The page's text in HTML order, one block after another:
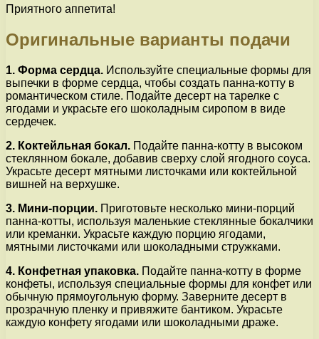
Приятного аппетита!
Оригинальные варианты подачи
1. Форма сердца. Используйте специальные формы для
выпечки в форме сердца, чтобы создать панна-котту в
романтическом стиле. Подайте десерт на тарелке с
ягодами и украсьте его шоколадным сиропом в виде
сердечек.
2. Коктейльная бокал. Подайте панна-котту в высоком
стеклянном бокале, добавив сверху слой ягодного соуса.
Украсьте десерт мятными листочками или коктейльной
вишней на верхушке.
3. Мини-порции. Приготовьте несколько мини-порций
панна-котты, используя маленькие стеклянные бокалчики
или креманки. Украсьте каждую порцию ягодами,
мятными листочками или шоколадными стружками.
4. Конфетная упаковка. Подайте панна-котту в форме
конфеты, используя специальные формы для конфет или
обычную прямоугольную форму. Заверните десерт в
прозрачную пленку и привяжите бантиком. Украсьте
каждую конфету ягодами или шоколадными драже.